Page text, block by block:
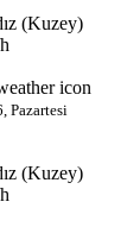
(Kuzey)
Pazartesi
(Kuzey)